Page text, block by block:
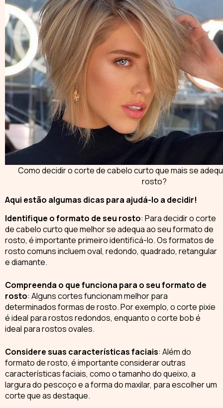
Como decidir o corte de cabelo curto que mais se
rosto?
Aqui estão algumas dicas para ajudá-lo a decidir!
Identifique o formato de seu rosto: Para decidir o corte
de cabelo curto que melhor se adequa ao seu formato de
rosto, é importante primeiro identificá-lo. Os formatos de
rosto comuns incluem oval, redondo, quadrado, retangular
e diamante.
Compreenda o que funciona para o seu formato de
rosto: Alguns cortes funcionam melhor para
determinados formas de rosto. Por exemplo, ocorte pixie
é ideal para rostos redondos, enquanto o corte bob é
ideal para rostos ovales.
Considere suas características faciais: Além do
formato de rosto, é importante considerar outras
características faciais, como o tamanho do queixo, a
largura do pescoço e a forma do maxilar, para escolher um
corteque as destaque.